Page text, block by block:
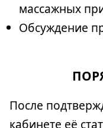
массажных
Обсуждение
После
кабинете её